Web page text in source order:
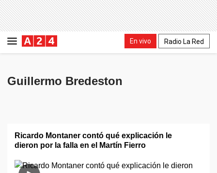
En vivo Radio La Red
Guillermo Bredeston
Ricardo Montaner contó qué explicación le
dieron por la falla en el Martín Fierro